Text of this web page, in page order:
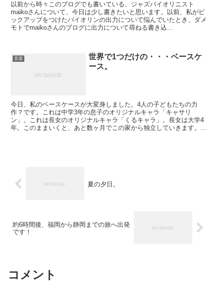
以前から時々このブログでも書いている、ジャズバイオリニスト
maikoさんについて、今日は少し書きたいと思います。以前、私がピ
ックアップをつけたバイオリンの出力について悩んでいたとき、ダメ
モトでmaikoさんのブログに出力について尋ねる書き込...
音楽
世界で1つだけの・・・ベースケ
ース。
今日、私のベースケースが大変身しました。4人の子どもたちの力
作？です。これは中学3年の息子のオリジナルキャラ「キャサリ
ン」。これは長女のオリジナルキャラ「くるキャラ」。長女は大学4
年。このままいくと、あと数ヶ月でこの家から独立していきます。...
夏の夕日。
約6時間後、福岡から静岡までの旅へ出発
です！
コメント